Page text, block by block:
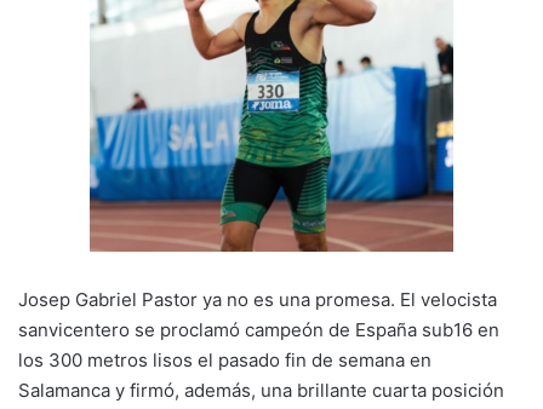
o p
Josep Gabriel Pastor ya no es una promesa. El velocista
sanvicentero se proclamó campeón de España sub16 en
los 300 metros lisos el pasado fin de semana en
Salamanca y firmó, además, una brillante cuarta posición